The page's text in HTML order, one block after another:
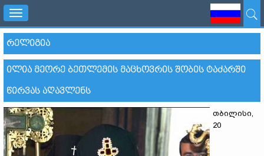
Toggle
navigation
ᲠᲔᲚᲘᲒᲘᲐ
ᲘᲚᲘᲐ ᲛᲔᲝᲠᲔ ᲑᲔᲗᲚᲔᲛᲘᲡ ᲛᲐᲪᲮᲝᲕᲠᲘᲡ ᲨᲝᲑᲘᲡ ᲢᲐᲫᲐᲠᲨᲘ
ᲬᲘᲠᲕᲐᲡ ᲐᲦᲐᲕᲚᲔᲜᲡ
თბილისი,
20